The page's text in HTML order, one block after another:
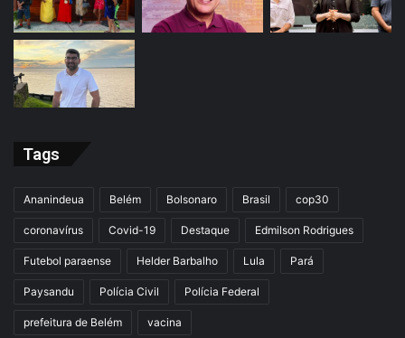
Tags
Ananindeua Belém Bolsonaro Brasil cop30
coronavírus Covid-19 Destaque Edmilson Rodrigues
Futebol paraense Helder Barbalho Lula Pará
Paysandu Polícia Civil Polícia Federal
prefeitura de Belém vacina